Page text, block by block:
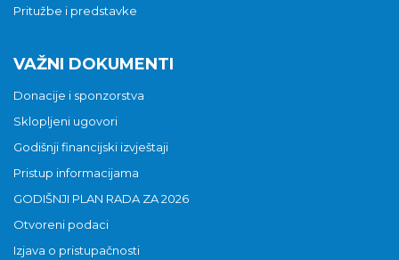
Pritužbe i predstavke
VAŽNI DOKUMENTI
Donacije i sponzorstva
Sklopljeni ugovori
Godišnji financijski izvještaji
Pristup informacijama
GODIŠNJI PLAN RADA ZA 2026
Otvoreni podaci
Izjava o pristupačnosti